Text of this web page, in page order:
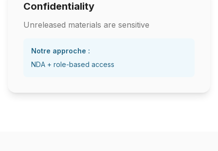
Confidentiality
Unreleased materials are sensitive
Notre approche :
NDA + role-based access